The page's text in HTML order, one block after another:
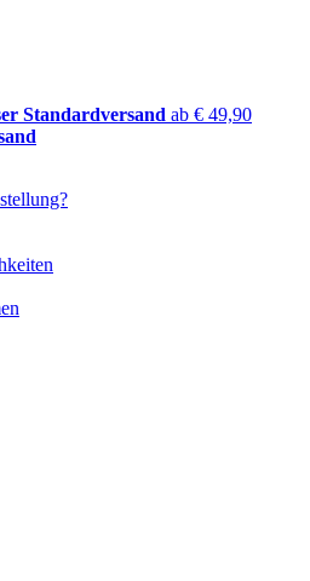
Standardversand ab € 49,90